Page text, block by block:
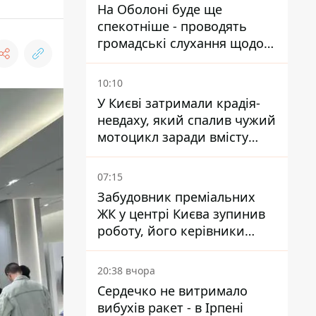
На Оболоні буде ще
спекотніше - проводять
громадські слухання щодо
храму УГКЦ на Північній
10:10
У Києві затримали крадія-
невдаху, який спалив чужий
мотоцикл заради вмісту
багажника
07:15
Забудовник преміальних
ЖК у центрі Києва зупинив
роботу, його керівники
втекли з України - Bihus.info
20:38 вчора
Сердечко не витримало
вибухів ракет - в Ірпені